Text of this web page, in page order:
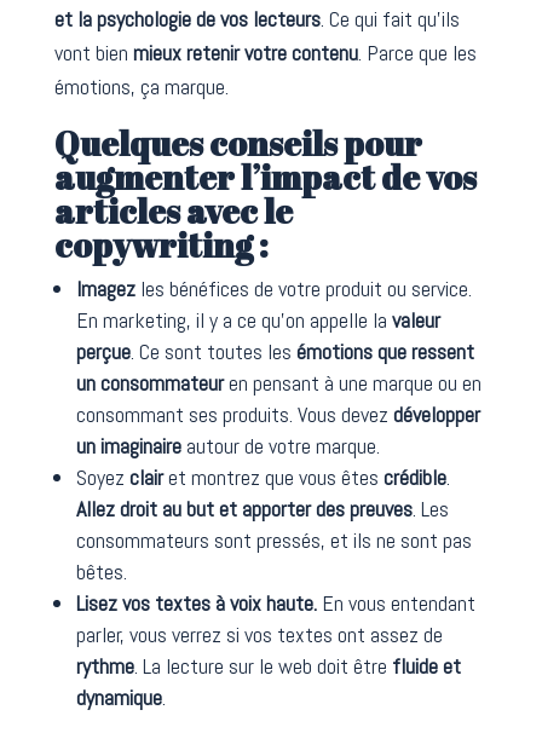
et la psychologie de vos lecteurs. Ce qui fait qu’ils
vont bien mieux retenir votre contenu. Parce que les
émotions, ça marque.
Quelques conseils pour
augmenter l’impact de vos
articles avec le
copywriting :
Imagezles bénéfices de votre produit ou service.
En marketing, il y a ce qu’on appelle la valeur
perçue. Ce sont toutes les émotions que ressent
un consommateuren pensant à une marque ou en
consommant ses produits. Vous devez développer
un imaginaireautour de votre marque.
Soyez clairet montrez que vous êtes crédible.
Allez droit au but et apporter des preuves. Les
consommateurs sont pressés, et ils ne sont pas
bêtes.
Lisez vos textes à voix haute.En vous entendant
parler, vous verrez si vos textes ont assez de
rythme. La lecture sur le web doit être fluide et
dynamique.